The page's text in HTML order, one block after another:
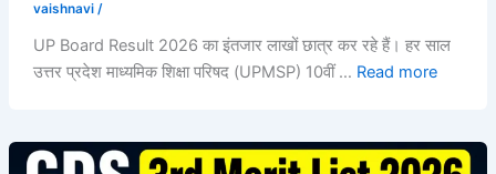
vaishnavi /
UP Board Result 2026 का इंतजार लाखों छात्र कर रहे हैं। हर साल
उत्तर प्रदेश माध्यमिक शिक्षा परिषद (UPMSP) 10वीं … Read more